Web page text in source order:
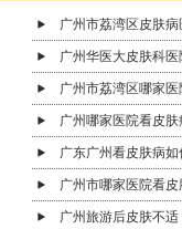
广州市荔湾区皮肤病
广州华医大皮肤科
广州市荔湾区哪家
广州哪家医院看皮
广东广州看皮肤病
广州市哪家医院看皮
广州旅游后皮肤不